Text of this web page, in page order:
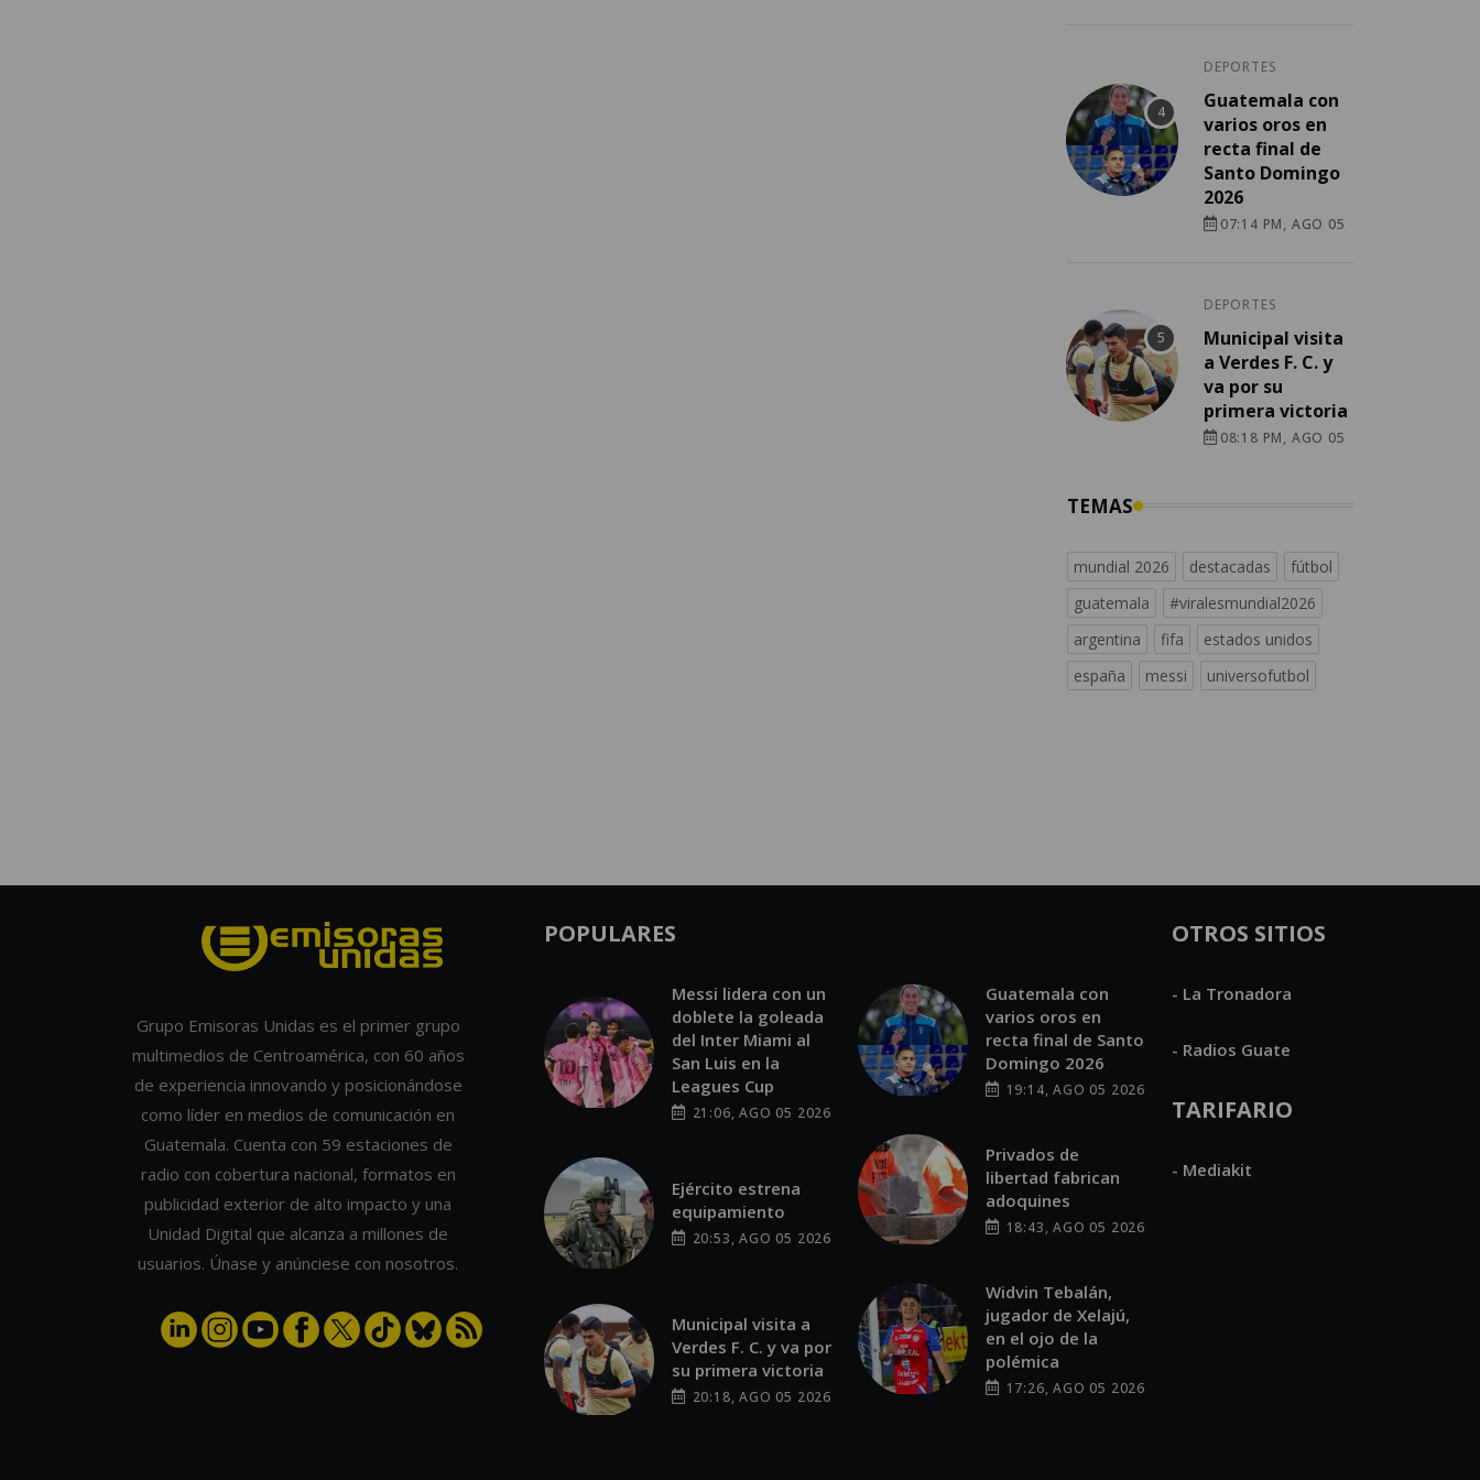
DEPORTES
Guatemala con
varios oros en
recta final de
Santo Domingo
2026
07:14 PM, AGO 05
DEPORTES
Municipal visita
a Verdes F. C. y
va por su
primera victoria
08:18 PM, AGO 05
TEMAS
mundial 2026 destacadas
fútbol
guatemala
#viralesmundial2026
argentina
fifa
estados unidos
españa
messi universofutbol
Grupo Emisoras Unidas es el primer grupo
multimedios de Centroamérica, con 60 años
de experiencia innovando y posicionándose
como líder en medios de comunicación en
Guatemala. Cuenta con 59 estaciones de
radio con cobertura nacional, formatos en
publicidad exterior de alto impacto y una
Unidad Digital que alcanza a millones de
usuarios. Únase y anúnciese con nosotros.
POPULARES
Messi lidera con un
doblete la goleada
del Inter Miami al
San Luis en la
Leagues Cup
21:06, AGO 05 2026
Ejército estrena
equipamiento
20:53, AGO 05 2026
Municipal visita a
Verdes F. C. y va por
su primera victoria
20:18, AGO 05 2026
Guatemala con
varios oros en
recta final de Santo
Domingo 2026
19:14, AGO 05 2026
Privados de
libertad fabrican
adoquines
18:43, AGO 05 2026
Widvin Tebalán,
jugador de Xelajú,
en el ojo de la
polémica
17:26, AGO 05 2026
OTROS SITIOS
- La Tronadora
- Radios Guate
TARIFARIO
- Mediakit